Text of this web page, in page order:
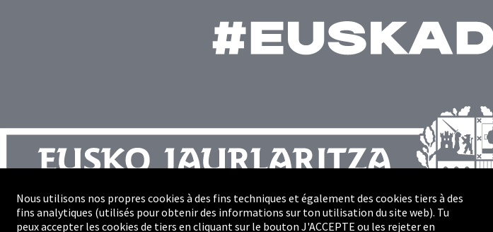
Plan du site
Nous utilisons nos propres cookies à des fins techniques et également des cookies tiers à des
fins analytiques (utilisés pour obtenir des informations sur ton utilisation du site web). Tu
peux accepter les cookies de tiers en cliquant sur le bouton J'ACCEPTE ou les rejeter en